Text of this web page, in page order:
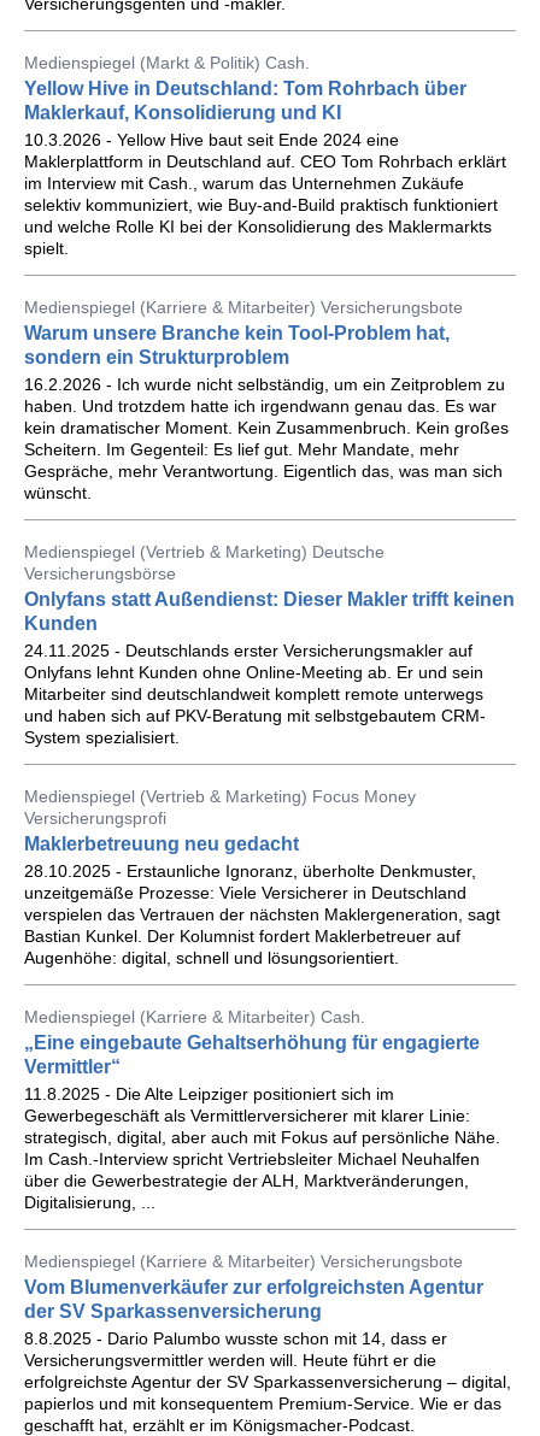
Medienspiegel (Markt & Politik) Cash.
Yellow Hive in Deutschland: Tom Rohrbach über
Maklerkauf, Konsolidierung und KI
10.3.2026 - Yellow Hive baut seit Ende 2024 eine
Maklerplattform in Deutschland auf. CEO Tom Rohrbach erklärt
im Interview mit Cash., warum das Unternehmen Zukäufe
selektiv kommuniziert, wie Buy-and-Build praktisch funktioniert
und welche Rolle KI bei der Konsolidierung des Maklermarkts
spielt.
Medienspiegel (Karriere & Mitarbeiter) Versicherungsbote
Warum unsere Branche kein Tool-Problem hat,
sondern ein Strukturproblem
16.2.2026 - Ich wurde nicht selbständig, um ein Zeitproblem zu
haben. Und trotzdem hatte ich irgendwann genau das. Es war
kein dramatischer Moment. Kein Zusammenbruch. Kein großes
Scheitern. Im Gegenteil: Es lief gut. Mehr Mandate, mehr
Gespräche, mehr Verantwortung. Eigentlich das, was man sich
wünscht.
Medienspiegel (Vertrieb & Marketing) Deutsche
Versicherungsbörse
Onlyfans statt Außendienst: Dieser Makler trifft keinen
Kunden
24.11.2025 - Deutschlands erster Versicherungsmakler auf
Onlyfans lehnt Kunden ohne Online-Meeting ab. Er und sein
Mitarbeiter sind deutschlandweit komplett remote unterwegs
und haben sich auf PKV-Beratung mit selbstgebautem CRM-
System spezialisiert.
Medienspiegel (Vertrieb & Marketing) Focus Money
Versicherungsprofi
Maklerbetreuung neu gedacht
28.10.2025 - Erstaunliche Ignoranz, überholte Denkmuster,
unzeitgemäße Prozesse: Viele Versicherer in Deutschland
verspielen das Vertrauen der nächsten Maklergeneration, sagt
Bastian Kunkel. Der Kolumnist fordert Maklerbetreuer auf
Augenhöhe: digital, schnell und lösungsorientiert.
Medienspiegel (Karriere & Mitarbeiter) Cash.
„Eine eingebaute Gehaltserhöhung für engagierte
Vermittler“
11.8.2025 - Die Alte Leipziger positioniert sich im
Gewerbegeschäft als Vermittlerversicherer mit klarer Linie:
strategisch, digital, aber auch mit Fokus auf persönliche Nähe.
Im Cash.-Interview spricht Vertriebsleiter Michael Neuhalfen
über die Gewerbestrategie der ALH, Marktveränderungen,
Digitalisierung, ...
Medienspiegel (Karriere & Mitarbeiter) Versicherungsbote
Vom Blumenverkäufer zur erfolgreichsten Agentur
der SV Sparkassenversicherung
8.8.2025 - Dario Palumbo wusste schon mit 14, dass er
Versicherungsvermittler werden will. Heute führt er die
erfolgreichste Agentur der SV Sparkassenversicherung – digital,
papierlos und mit konsequentem Premium-Service. Wie er das
geschafft hat, erzählt er im Königsmacher-Podcast.